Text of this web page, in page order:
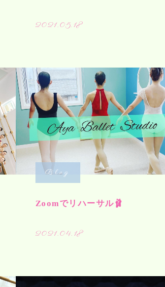
2021.05.18
Blog
Zoomでリハーサル🩰
2021.04.18